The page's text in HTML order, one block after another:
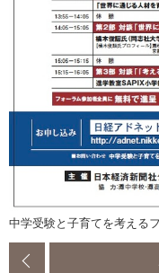
中学受験と子育てを考える